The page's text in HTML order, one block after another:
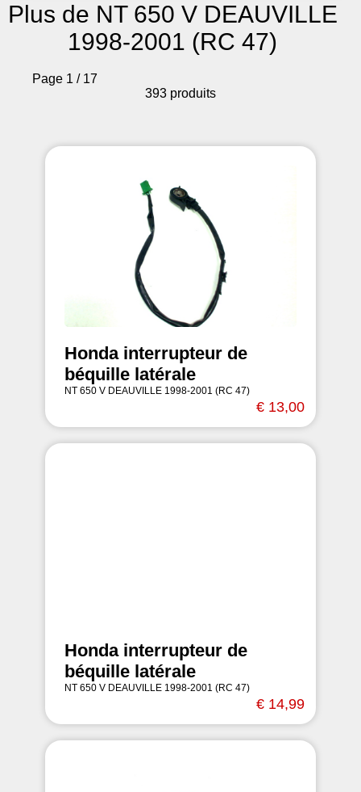
Plus de NT 650 V DEAUVILLE
1998-2001 (RC 47)
Page 1 / 17
393 produits
Honda interrupteur de
béquille latérale
NT 650 V DEAUVILLE 1998-2001 (RC 47)
€ 13,00
Honda interrupteur de
béquille latérale
NT 650 V DEAUVILLE 1998-2001 (RC 47)
€ 14,99